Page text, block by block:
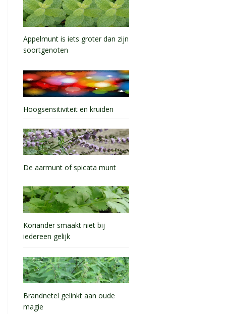
Appelmunt is iets groter dan zijn
soortgenoten
Hoogsensitiviteit en kruiden
De aarmunt of spicata munt
Koriander smaakt niet bij
iedereen gelijk
Brandnetel gelinkt aan oude
magie